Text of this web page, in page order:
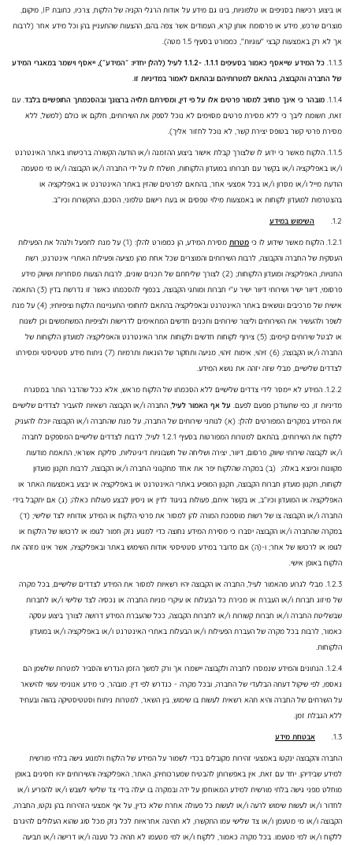
או ביצוע רכישות בסניפים או טלפוניות, בינו גם מידע על אודות הרגלי הקניה של הלקוח, צרכיו, כתובת IP, מיקום,
מוצרים שרכש, מידע או פרסומת אותן קרא, העמודים אשר צפה בהם, ההצעות שהתעניין בהן וכל מידע אחר (לרבות
אך לא רק באמצעות קבצי "עוגיות", כמפורט בסעיף 1.5 מטה).
1.1.3. כל המידע שייאסף כאמור בסעיפים 1.1.1. -1.1.2 לעיל
(להלן יחדיו: ״המידע״), ייאסף וישמר במאגרי המידע
של החברה והקבוצה, בהתאם למטרותיהם ובהתאם לאמור במדיניות זו
1.1.4. מובהר כי אינך מחויב למסור פרטים אלו על פי דין, ומסירתם תלויה ברצונך ובהסכמתך החופשיים בלבד . עם
זאת, תשומת ליבך כי ללא מסירת פרטים מסוימים לא נוכל לספק את השירותים, חלקם או כולם (למשל, ללא
מסירת פרטי קשר בטופס יצירת קשר, לא נוכל לחזור אליך).
1.1.5. הלקוח מאשר כי ידוע לו שלצורך קבלת אישור ביצוע ההזמנה ו/או הודעה הקשורה ברכישתו באתר האינטרנט
ו/או באפליקציה ו/או בקשר עם חברותו במועדון הלקוחות, תשלח לו על ידי החברה ו/או הקבוצה ו/או מי מטעמה
הודעת מייל ו/או מסרון ו/או בכל אמצעי אחר, בהתאם לפרטים שהזין באתר האינטרנט או באפליקציה או
בהצטרפות למועדון לקוחות או באמצעות מילוי טפסים או בעת רישום טלפוני, הסכם, התקשרות וכיו"ב.
1.2. השימוש במידע
1.2.1. הלקוח מאשר שידוע לו כי מטרות
מסירת המידע, הן כמפורט להלן: (1) על מנת לתפעל ולנהל את הפעילות
העסקית של החברה והקבוצה, לרבות השירותים והמוצרים שכל אחת מהן מציעה ופעילות האתרי אינטרנט, רשת
החנויות, האפליקציה ומועדון הלקוחות; (2) לצורך שליחתם של תכנים שונים, לרבות הצעות מסחריות ושיווק מידע
פרסומי, דיוור ישיר ושירותי דיוור ישיר ע"י חברות ומותגי הקבוצה, בכפוף להסכמתו כאשר זו נדרשת בדין (3) התאמה
אישית של מרכיבים ונושאים באתר האינטרנט ובאפליקציה בהתאם לתחומי התעניינות הלקוח וציפיותיו; (4) על מנת
לשפר ולהעשיר את השירותים וליצור שירותים ותכנים חדשים המתאימים לדרישות ולציפיות המשתמשים וכן לשנות
או לבטל שירותים קיימים; (5) צירוף לקוחות חדשים ולקוחות אתר האינטרנט והאפליקציה למועדון הלקוחות של
החברה ו/או הקבוצה; (6) זיהוי, אימות זיהוי, מניעה ותחקור של הונאות ותרמיות (7) ניתוח מידע סטטיסטי ומסירתו
לצדדים שלישיים, מבלי שזה יזהה את נושא המידע.
1.2.2. המידע לא יימסר לידי צדדים שלישיים ללא הסכמתו של הלקוח מראש, אלא ככל שהדבר הותר במסגרת
מדיניות זו, כפי שתעודכן מפעם לפעם. על אף האמור לעיל , החברה ו/או הקבוצה רשאיות להעביר לצדדים שלישיים
את המידע במקרים המפורטים להלן: (א) לנותני שירותים של החברה, על מנת שהחברה ו/או הקבוצה יוכלו להעניק
ללקוח את השירותים, בהתאם למטרות המפורטות בסעיף ‎1.2.1 לעיל, לרבות לצדדים שלישיים המספקים לחברה
ו/או לקבוצה שירותי שיווק, פרסום, דיוור, יצירה ושליחה של חשבוניות דיגיטליות, סליקת אשראי, התאמת מודעות
מקוונות וכיוצא באלה; (ב) במקרה שהלקוח יפר את אחד מתקנוני החברה ו/או הקבוצה, לרבות תקנון מועדון
לקוחות, תקנון מועדון חברות הקבוצה, תקנון המופיע באתרי האינטרנט או באפליקציה או יבצע באמצעות האתר או
האפליקציה או המועדון וכיו"ב, או בקשר איתם, פעולות בניגוד לדין או ניסיון לבצע פעולות כאלה; (ג) אם יתקבל בידי
החברה ו/או הקבוצה צו של רשות מוסמכת המורה להן למסור את פרטי הלקוח או המידע אודותיו לצד שלישי; (ד)
במקרה שהחברה ו/או הקבוצה יסברו כי מסירת המידע נחוצה כדי למנוע נזק חמור לגופו או לרכושו של הלקוח או
לגופו או לרכושו של אחר; ו-(ה) אם מדובר במידע סטטיסטי אודות השימוש באתר ובאפליקציה, אשר אינו מזהה את
הלקוח באופן אישי.
1.2.3. מבלי לגרוע מהאמור לעיל, החברה או הקבוצה יהיו רשאיות למסור את המידע לצדדים שלישיים, בכל מקרה
של מיזוג חברות ו/או העברת או מכירת כל הבעלות או עיקרי מניות החברה או נכסיה לצד שלישי ו/או לחברות
שבשליטת החברה ו/או חברות קשורות ו/או לחברות הקבוצה, ככל שהעברת המידע דרושה לצורך ביצוע עסקה
כאמור, לרבות בכל מקרה של העברת הפעילות ו/או הבעלות באתרי האינטרנט ו/או באפליקציה ו/או במועדון
הלקוחות.
1.2.4. הנתונים והמידע שנמסרו לחברה ולקבוצה יישמרו אך ורק למשך הזמן הנדרש והסביר למטרות שלשמן הם
נאספו, לפי שיקול דעתה הבלעדי של החברה, ובכל מקרה - כנדרש לפי דין. מובהר, כי מידע אנונימי עשוי להישאר
על השרתים של החברה והיא תהא רשאית לעשות בו שימוש, בין השאר, למטרות ניתוח וסטטיסטיקה בהווה ובעתיד
ללא הגבלת זמן.
1.3. אבטחת מידע
החברה והקבוצה ינקטו באמצעי זהירות מקובלים בכדי לשמור על המידע של הלקוח ולמנוע גישה בלתי מורשית
למידע שבידיהן. יחד עם זאת, אין באפשרותן להבטיח שמערכותיהן, האתר, האפליקציה והשירותים יהיו חסינים באופן
מוחלט מפני גישה בלתי מורשית למידע המאוחסן על ידה ובמקרה בו יעלה בידי צד שלישי לשבש ו/או להפריע ו/או
לחדור ו/או לעשות שימוש לרעה ו/או לעשות כל פעולה אחרת שלא כדין, על אף אמצעי הזהירות בהן נקטו, החברה,
הקבוצה ו/או מי מטעמן ו/או צד שלישי עמו התקשרו, לא תהינה אחראיות לכל נזק מכל סוג שהוא העלולים להיגרם
ללקוח ו/או למי מטעמו. בכל מקרה כאמור, ללקוח ו/או למי מטעמו לא תהיה כל טענה ו/או דרישה ו/או תביעה